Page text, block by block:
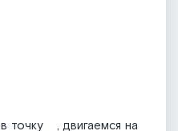
в точку
, двигаемся на